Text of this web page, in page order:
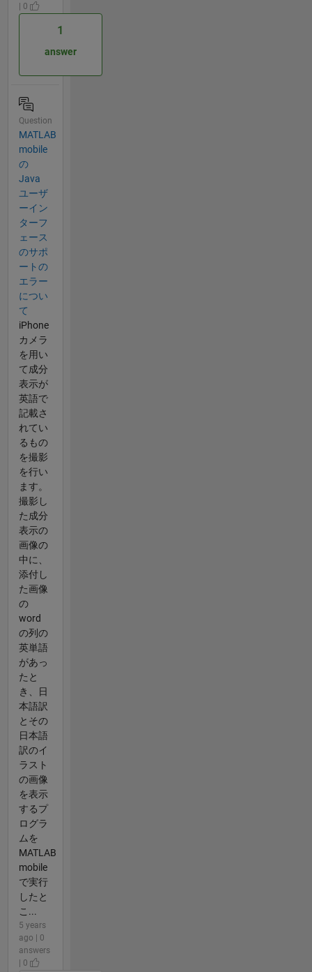
| 0
1
answer
Question
MATLAB
mobile
の
Java
ユーザ
ーイン
ターフ
ェース
のサポ
ートの
エラー
につい
て
iPhone
カメラ
を用い
て成分
表示が
英語で
記載さ
れてい
るもの
を撮影
を行い
ます。
撮影し
た成分
表示の
画像の
中に、
添付し
た画像
の
word
の列の
英単語
があっ
たと
き、日
本語訳
とその
日本語
訳のイ
ラスト
の画像
を表示
するプ
ログラ
ムを
MATLAB
mobile
で実行
したと
こ...
5 years
ago | 0
answers
| 0